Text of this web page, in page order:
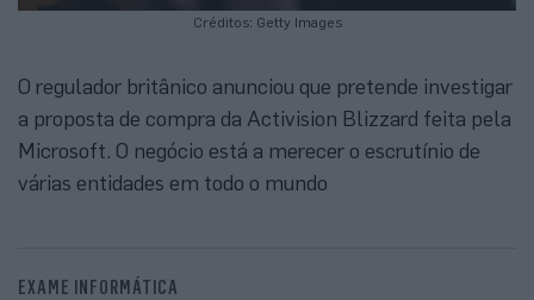
Créditos: Getty Images
O regulador britânico anunciou que pretende investigar
a proposta de compra da Activision Blizzard feita pela
Microsoft. O negócio está a merecer o escrutínio de
várias entidades em todo o mundo
EXAME INFORMÁTICA